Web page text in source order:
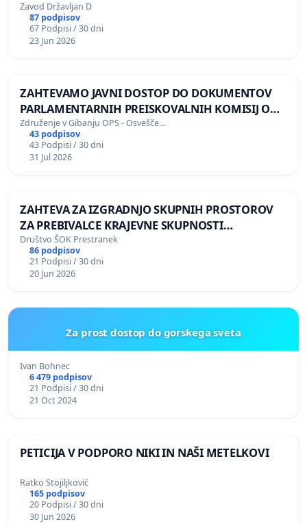
Zavod Državljan D
87 podpisov
67 Podpisi / 30 dni
23 Jun 2026
ZAHTEVAMO JAVNI DOSTOP DO DOKUMENTOV
PARLAMENTARNIH PREISKOVALNIH KOMISIJ O
ILEGALNI TRGOVINI Z OROŽJEM
Združenje v Gibanju OPS - Osvešče…
43 podpisov
43 Podpisi / 30 dni
31 Jul 2026
ZAHTEVA ZA IZGRADNJO SKUPNIH PROSTOROV
ZA PREBIVALCE KRAJEVNE SKUPNOSTI
PRESTRANEK
Društvo ŠOK Prestranek
86 podpisov
21 Podpisi / 30 dni
20 Jun 2026
Za prost dostop do gorskega sveta
Ivan Bohnec
6 479 podpisov
21 Podpisi / 30 dni
21 Oct 2024
PETICIJA V PODPORO NIKI IN NAŠI METELKOVI
Ratko Stojiljković
165 podpisov
20 Podpisi / 30 dni
30 Jun 2026